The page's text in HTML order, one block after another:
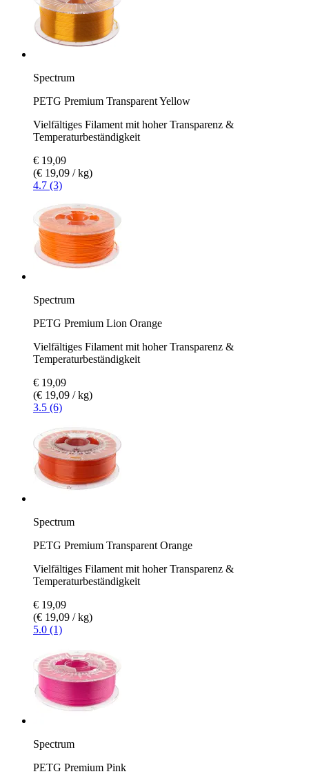
Spectrum
PETG Premium Transparent Yellow
Vielfältiges Filament mit hoher Transparenz &
Temperaturbeständigkeit
€ 19,09
(€ 19,09 / kg)
4.7 (3)
Spectrum
PETG Premium Lion Orange
Vielfältiges Filament mit hoher Transparenz &
Temperaturbeständigkeit
€ 19,09
(€ 19,09 / kg)
3.5 (6)
Spectrum
PETG Premium Transparent Orange
Vielfältiges Filament mit hoher Transparenz &
Temperaturbeständigkeit
€ 19,09
(€ 19,09 / kg)
5.0 (1)
Spectrum
PETG Premium Pink